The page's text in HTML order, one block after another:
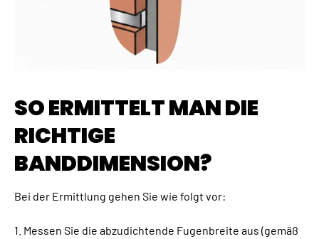
SO ERMITTELT MAN DIE
RICHTIGE
BANDDIMENSION?
Bei der Ermittlung gehen Sie wie folgt vor:
1. Messen Sie die abzudichtende Fugenbreite aus (gemäß